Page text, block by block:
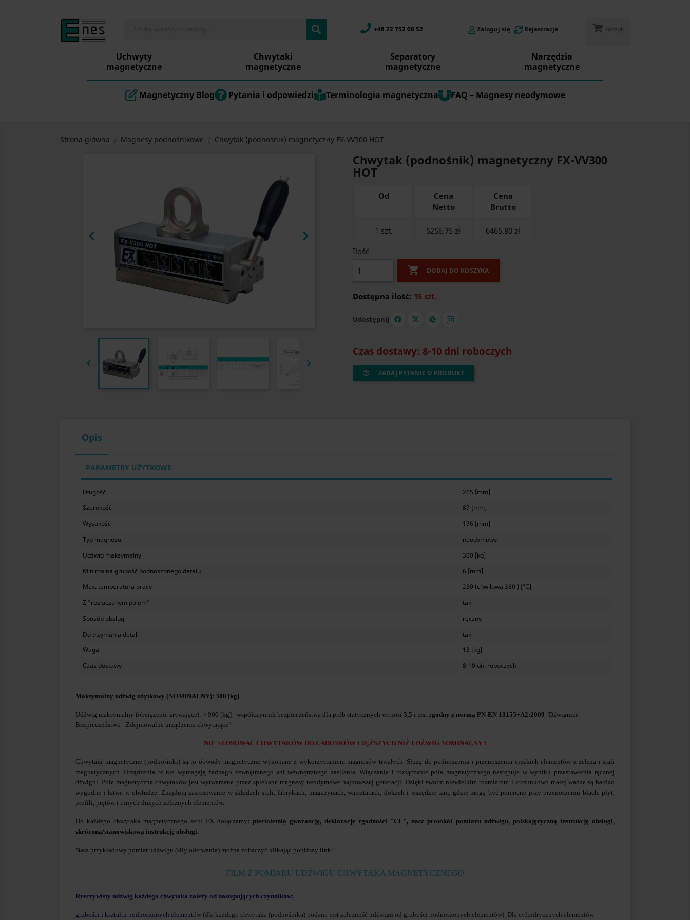
+48 22 752 08 52 Zaloguj się Rejestracja Koszyk
Uchwyty
magnetyczne
Chwytaki
magnetyczne
Separatory
magnetyczne
Narzędzia
magnetyczne
Magnetyczny Blog Pytania i odpowiedzi Terminologia magnetyczna FAQ – Magnesy neodymowe
Strona główna Magnesy podnośnikowe Chwytak (podnośnik) magnetyczny FX-VV300 HOT
 
 
Chwytak (podnośnik) magnetyczny FX-VV300
HOT
Od
Cena
Netto
Cena
Brutto
1 szt. 5256.75 zł 6465.80 zł
Ilość
 DODAJ DO KOSZYKA
Dostępna ilość: 15 szt.
Udostępnij
Czas dostawy: 8-10 dni roboczych
ZADAJ PYTANIE O PRODUKT
Opis
PARAMETRY UŻYTKOWE
Długość
265 [mm]
Szerokość
87 [mm]
Wysokość
176 [mm]
Typ magnesu
neodymowy
Udźwig maksymalny
300 [kg]
Minimalna grubość podnoszonego detalu
6 [mm]
Max. temperatura pracy
250 (chwilowa 350 ) [°C]
Z "rozłączanym polem"
tak
Sposób obsługi
ręczny
Do trzymania detali
tak
Waga
13 [kg]
Czas dostawy
8-10 dni roboczych
Maksymalny udźwig użytkowy (NOMINALNY): 300 [kg]
Udźwig maksymalny (obciążenie zrywające): > 900 [kg] - współczynnik bezpieczeństwa dla prób statycznych wynosi 3,5 i jest zgodny z normą PN-EN 13155+A2:2009 "Dźwignice -
Bezpieczeństwo - Zdejmowalne urządzenia chwytające"
NIE STOSOWAĆ CHWYTAKÓW DO ŁADUNKÓW CIĘŻSZYCH NIŻ UDŹWIG NOMINALNY !
Chwytaki magnetyczne (podnośniki) są to obwody magnetyczne wykonane z wykorzystaniem magnesów trwałych. Służą do podnoszenia i przenoszenia ciężkich elementów z żelaza i stali
magnetycznych. Urządzenia te nie wymagają żadnego zewnętrznego ani wewnętrznego zasilania. Włączanie i rozłączanie pola magnetycznego następuje w wyniku przestawienia ręcznej
dźwigni. Pole magnetyczne chwytaków jest wytwarzane przez spiekane magnesy neodymowe najnowszej generacji. Dzięki swoim niewielkim rozmiarom i stosunkowo małej wadze są bardzo
wygodne i łatwe w obsłudze. Znajdują zastosowanie w składach stali, fabrykach, magazynach, warsztatach, dokach i wszędzie tam, gdzie mogą być pomocne przy przenoszeniu blach, płyt,
profili, prętów i innych dużych żelaznych elementów.
Do każdego chwytaka magnetycznego serii FX dołączamy: piecioletnią gwarancję, deklarację zgodności "CЄ", nasz protokół pomiaru udźwigu, polskojęzyczną instrukcję obsługi,
skróconą/stanowiskową instrukcję obsługi.
Nasz przykładowy pomiar udźwigu (siły oderwania) można zobaczyć klikając poniższy link:
FILM Z POMIARU UDŹWIGU CHWYTAKA MAGNETYCZNEGO
Rzeczywisty udźwig każdego chwytaka zależy od następujących czynników:
grubości i kształtu podnoszonych elementów (dla każdego chwytaka (podnośnika) podana jest zależność udźwigu od grubości podnoszonych elementów). Dla cylindrycznych elementów